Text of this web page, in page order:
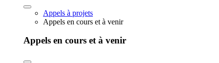
Appels à projets
Appels en cours et à venir
Appels en cours et à venir